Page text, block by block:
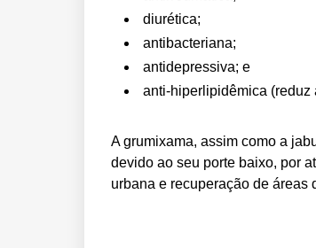
diurética;
antibacteriana;
antidepressiva; e
anti-hiperlipidêmica (reduz
A grumixama, assim como a
devido ao seu porte baixo, por
urbana e recuperação de áreas